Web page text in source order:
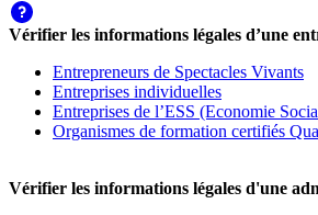
Vérifier les informations légales d’une
Entrepreneurs de Spectacles Vivants
Entreprises individuelles
Entreprises de l’ESS (Economie
Organismes de formation certifiés
Vérifier les informations légales d'une